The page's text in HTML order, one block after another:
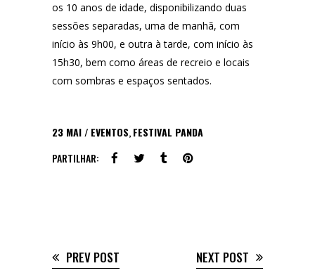
os 10 anos de idade, disponibilizando duas
sessões separadas, uma de manhã, com
início às 9h00, e outra à tarde, com início às
15h30, bem como áreas de recreio e locais
com sombras e espaços sentados.
23 MAI EVENTOS,FESTIVAL PANDA
PARTILHAR:
PREV POST NEXT POST